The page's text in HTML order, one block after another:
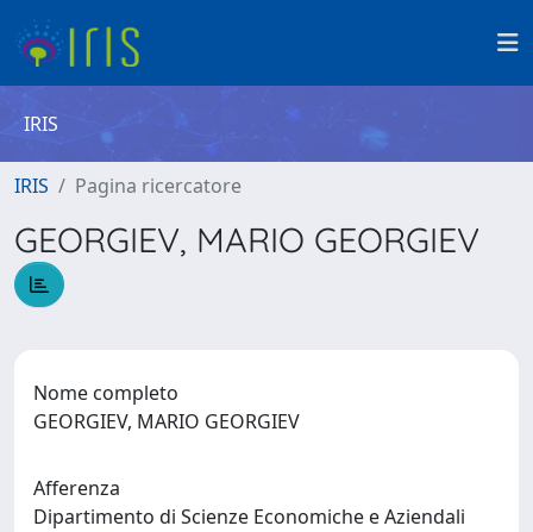
IRIS
IRIS Pagina ricercatore
GEORGIEV, MARIO GEORGIEV
Nome completo
GEORGIEV, MARIO GEORGIEV
Afferenza
Dipartimento di Scienze Economiche e Aziendali